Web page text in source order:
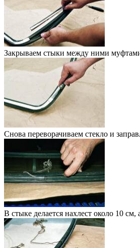
Закрываем стыки между ними
Снова переворачиваем стекло и
В стыке делается нахлест около 10